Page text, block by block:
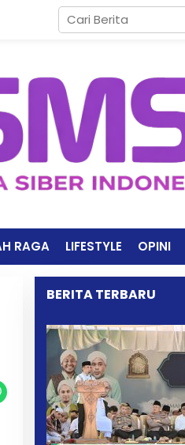
RAGA LIFESTYLE OPINI
BERITA TERBARU